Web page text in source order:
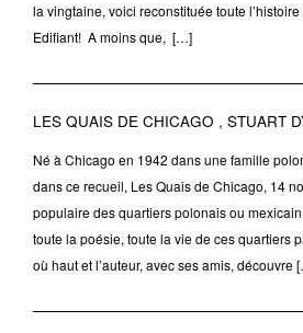
la vingtaine, voici reconstituée toute
Edifiant! A moins que, […]
LES QUAIS DE CHICAGO , STUART
Né à Chicago en 1942 dans une famille
dans ce recueil, Les Quais de Chicago, 14
populaire des quartiers polonais ou
toute la poésie, toute la vie de ces quartiers
où haut et l’auteur, avec ses amis, découvre